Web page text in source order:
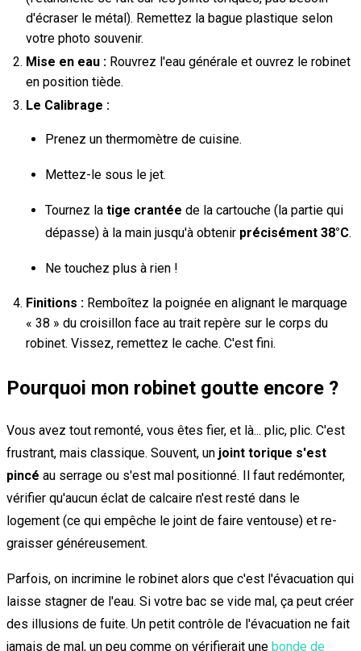
d'écraser le métal). Remettez la bague plastique selon
votre photo souvenir.
Mise en eau : Rouvrez l'eau générale et ouvrez le robinet
en position tiède.
Le Calibrage :
Prenez un thermomètre de cuisine.
Mettez-le sous le jet.
Tournez la tige crantée de la cartouche (la partie qui
dépasse) à la main jusqu'à obtenir précisément 38°C.
Ne touchez plus à rien !
Finitions : Remboîtez la poignée en alignant le marquage
« 38 » du croisillon face au trait repère sur le corps du
robinet. Vissez, remettez le cache. C'est fini.
Pourquoi mon robinet goutte encore ?
Vous avez tout remonté, vous êtes fier, et là... plic, plic. C'est
frustrant, mais classique. Souvent, un joint torique s'est
pincé au serrage ou s'est mal positionné. Il faut redémonter,
vérifier qu'aucun éclat de calcaire n'est resté dans le
logement (ce qui empêche le joint de faire ventouse) et re-
graisser généreusement.
Parfois, on incrimine le robinet alors que c'est l'évacuation qui
laisse stagner de l'eau. Si votre bac se vide mal, ça peut créer
des illusions de fuite. Un petit contrôle de l'évacuation ne fait
jamais de mal, un peu comme on vérifierait une bonde de